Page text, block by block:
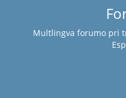
Multlingva forumo pri